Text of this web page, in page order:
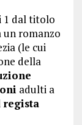
1 dal titolo
un romanzo
(le cui
della
adulti a
regista